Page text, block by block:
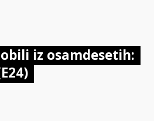
iz osamdesetih: